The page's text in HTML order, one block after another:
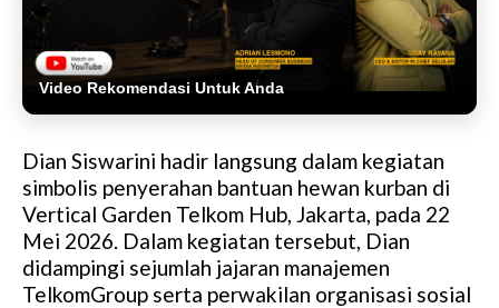
Video Rekomendasi Untuk Anda
Dian Siswarini hadir langsung dalam kegiatan
simbolis penyerahan bantuan hewan kurban di
Vertical Garden Telkom Hub, Jakarta, pada 22
Mei 2026. Dalam kegiatan tersebut, Dian
didampingi sejumlah jajaran manajemen
TelkomGroup serta perwakilan organisasi sosial